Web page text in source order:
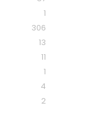
1
306
13
11
1
4
2